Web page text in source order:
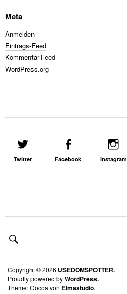
Meta
Anmelden
Eintrags-Feed
Kommentar-Feed
WordPress.org
Twitter Facebook Instagram
Copyright © 2026 USEDOMSPOTTER.
Proudly powered byWordPress.
Theme: Cocoa von Elmastudio.